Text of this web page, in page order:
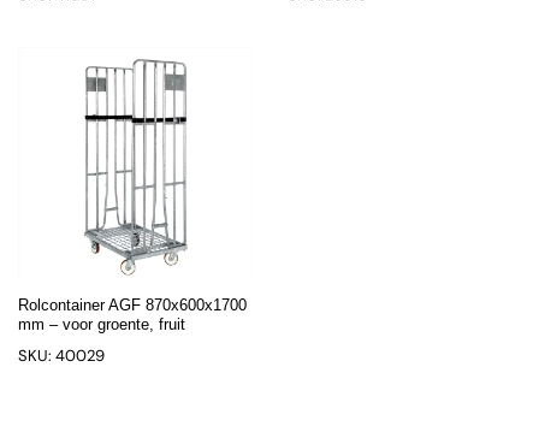
Rolcontainer AGF 870x600x1700
mm – voor groente, fruit
SKU: 40029